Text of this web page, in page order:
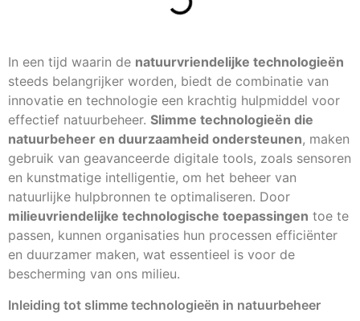
In een tijd waarin de natuurvriendelijke technologieën
steeds belangrijker worden, biedt de combinatie van
innovatie en technologie een krachtig hulpmiddel voor
effectief natuurbeheer. Slimme technologieën die
natuurbeheer en duurzaamheid ondersteunen, maken
gebruik van geavanceerde digitale tools, zoals sensoren
en kunstmatige intelligentie, om het beheer van
natuurlijke hulpbronnen te optimaliseren. Door
milieuvriendelijke technologische toepassingen toe te
passen, kunnen organisaties hun processen efficiënter
en duurzamer maken, wat essentieel is voor de
bescherming van ons milieu.
Inleiding tot slimme technologieën in natuurbeheer